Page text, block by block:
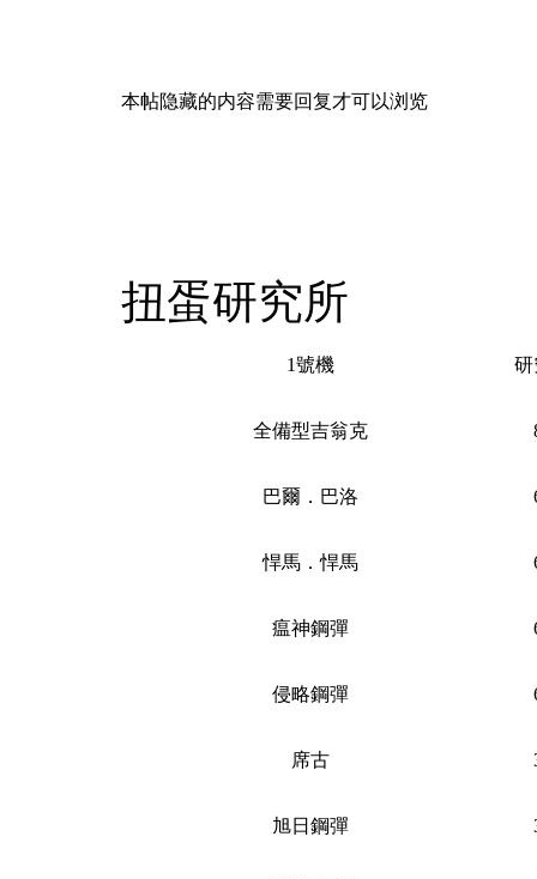
本帖隐藏的内容需要回复才可以浏览
扭蛋研究所
1號機 研
全備型吉翁克
巴爾．巴洛
悍馬．悍馬
瘟神鋼彈
侵略鋼彈
席古
旭日鋼彈